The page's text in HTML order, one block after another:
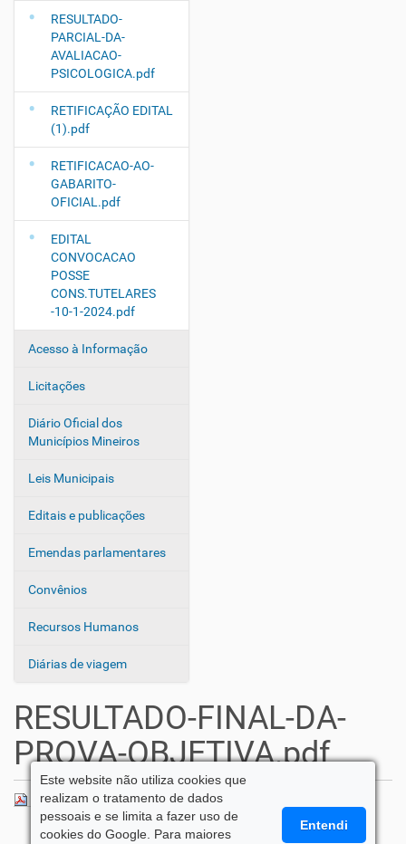
RESULTADO-
PARCIAL-DA-
AVALIACAO-
PSICOLOGICA.pdf
RETIFICAÇÃO EDITAL
(1).pdf
RETIFICACAO-AO-
GABARITO-
OFICIAL.pdf
EDITAL
CONVOCACAO
POSSE
CONS.TUTELARES
-10-1-2024.pdf
Acesso à Informação
Licitações
Diário Oficial dos
Municípios Mineiros
Leis Municipais
Editais e publicações
Emendas parlamentares
Convênios
Recursos Humanos
Diárias de viagem
RESULTADO-FINAL-DA-
PROVA-OBJETIVA.pdf
RESULTADO-FINAL-DA-PROVA-OBJETIVA.pdf
Este website não utiliza cookies que
realizam o tratamento de dados
pessoais e se limita a fazer uso de
cookies do Google. Para maiores
Entendi